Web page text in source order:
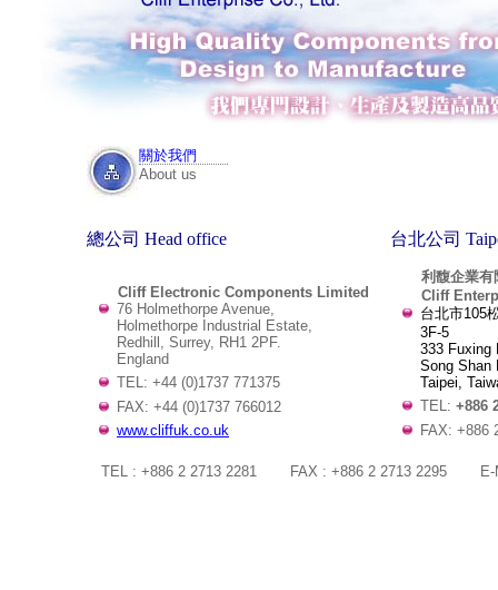
關於我們
About us
總公司 Head office
Cliff Electronic Components Limited
76 Holmethorpe Avenue,
Holmethorpe Industrial Estate,
Redhill, Surrey, RH1 2PF.
England
TEL: +44 (0)1737 771375
FAX: +44 (0)1737 766012
www.cliffuk.co.uk
台北公司
利馥企業有
Cliff
台北市105
3F-5
333 Fuxing
Song Shan
Taipei,
TEL: +886
FAX: +886
TEL : +886 2 2713 2281 FAX : +886 2 2713 2295 E-